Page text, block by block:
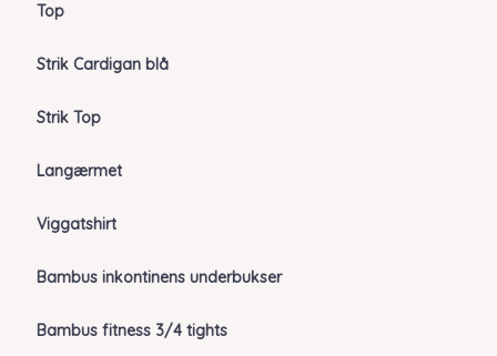
Top
Strik Cardigan blå
Strik Top
Langærmet
Viggatshirt
Bambus inkontinens underbukser
Bambus fitness 3/4 tights